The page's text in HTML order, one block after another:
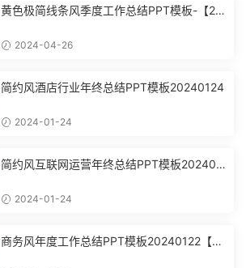
黄色极简线条风季度工作总结PPT模板-【20
2024-04-26
简约风酒店行业年终总结PPT模板20240124
2024-01-24
简约风互联网运营年终总结PPT模板202401
2024-01-24
商务风年度工作总结PPT模板20240122【3